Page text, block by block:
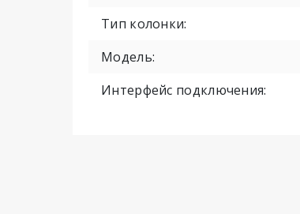
Тип колонки:
Модель:
Интерфейс подключения: